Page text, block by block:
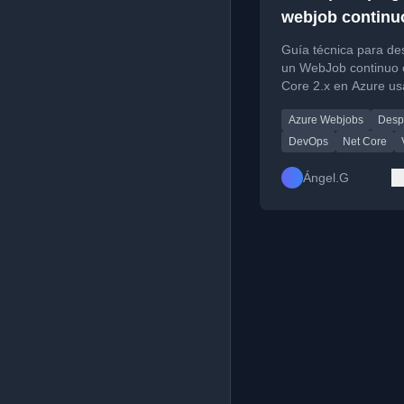
webjob
.NET Core 2.x a
Guía técnica para
un WebJob continuo
Core 2.x en Azure
estructura de
pipeline de build.
Azure Webjobs
DevOps
Net Core
Ángel.G